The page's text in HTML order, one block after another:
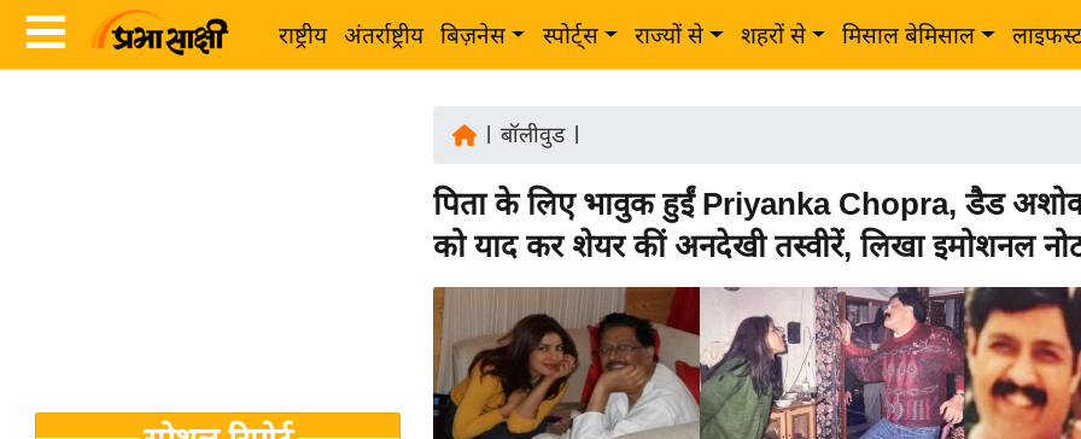
राष्ट्रीय अंतर्राष्ट्रीय बिज़नेस स्पोर्ट्स राज्यों से शहरों से मिसाल बेमिसाल
Breaking
बॉलीवुड|
पिता के लिए भावुक हुईं Priyanka Chopra, डैड
को याद कर शेयर कीं अनदेखी तस्वीरें, लिखा इमोशनल